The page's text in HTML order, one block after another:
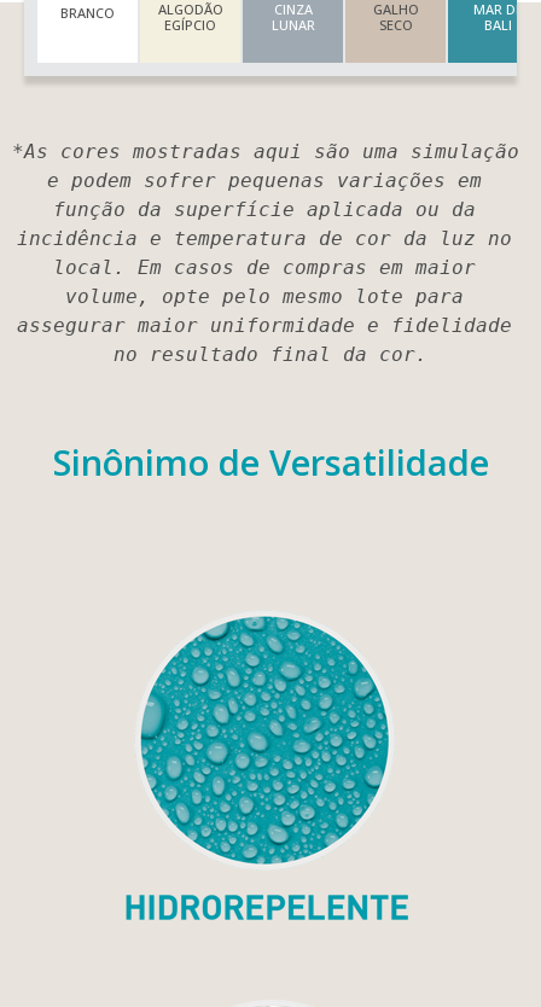
BRANCO
ALGODÃO
EGÍPCIO
CINZA
LUNAR
GALHO
SECO
MAR DE
BALI
*As cores mostradas aqui são uma simulação
e podem sofrer pequenas variações em
função da superfície aplicada ou da
incidência e temperatura de cor da luz no
local. Em casos de compras em maior
volume, opte pelo mesmo lote para
assegurar maior uniformidade e fidelidade
no resultado final da cor.
Sinônimo de Versatilidade